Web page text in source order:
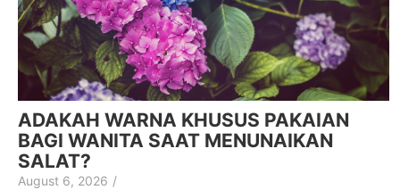
ADAKAH WARNA KHUSUS PAKAIAN
BAGI WANITA SAAT MENUNAIKAN
SALAT?
August 6, 2026 /